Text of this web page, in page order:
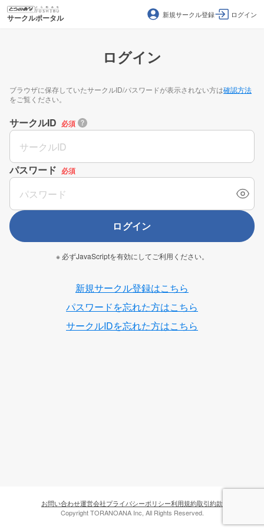
サークルポータル 新規サークル登録 ログイン
ログイン
ブラウザに保存していたサークルID/パスワードが表示されない方は確認方法
をご覧ください。
サークルID 必須
パスワード 必須
ログイン
※ 必ずJavaScriptを有効にしてご利用ください。
新規サークル登録はこちら
パスワードを忘れた方はこちら
サークルIDを忘れた方はこちら
お問い合わせ運営会社プライバシーポリシー利用規約取引約款
Copyright TORANOANA Inc, All Rights Reserved.